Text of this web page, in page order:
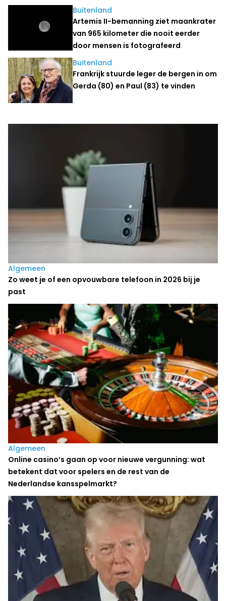
Buitenland
Artemis II-bemanning ziet maankrater
van 965 kilometer die nooit eerder
door mensen is fotografeerd
Buitenland
Frankrijk stuurde leger de bergen in om
Gerda (80) en Paul (83) te vinden
Laatste nieuws
Algemeen
Zo weet je of een opvouwbare telefoon in 2026 bij je
past
Algemeen
Online casino’s gaan op voor nieuwe vergunning: wat
betekent dat voor spelers en de rest van de
Nederlandse kansspelmarkt?